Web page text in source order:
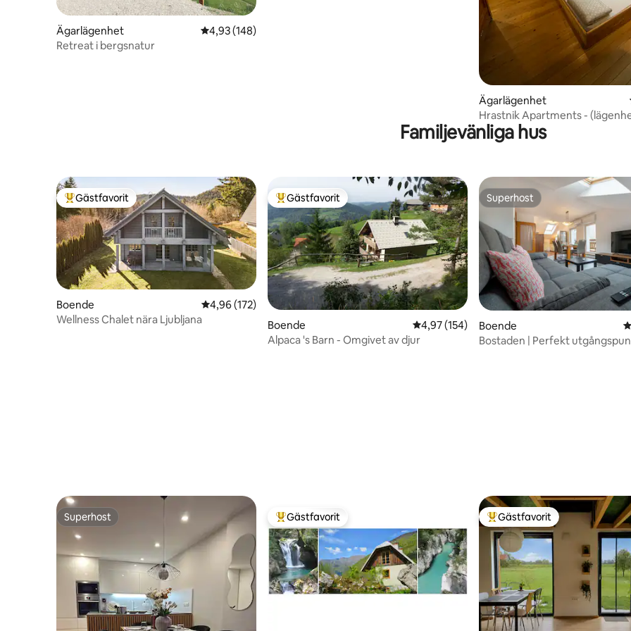
Ägarlägenhet 4,93 av 5 i genomsnittligt betyg, 148 omdömen
4,93 (148)
Retreat i bergsnatur
Ägarlägenhet
Hrastnik Apartments -
Familjevänliga hus
Populär gästfavorit
Gästfavorit
Boende 4,96 av 5 i genomsnittligt betyg, 172 omdömen
4,96 (172)
Wellness Chalet nära Ljubljana
Populär gästfavorit
Gästfavorit
Boende 4,97 av 5 i genomsnittligt betyg, 154
4,97 (154)
Alpaca 's Barn - Omgivet av djur
Superhost
Superhost
Boende
Bostaden | Perfekt
Superhost
Superhost Populär gästfavorit
Gästfavorit Populär gästfavorit
Gästfavorit